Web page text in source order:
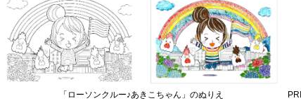
「ローソンクルー♪あきこちゃん」のぬりえ